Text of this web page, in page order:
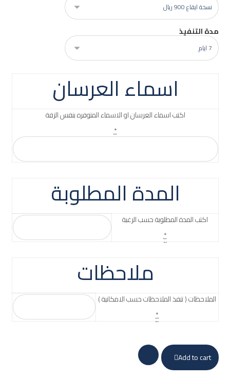
مدة التنفيذ
اسماء العرسان
اكتب اسماء العرسان او الاسماء المتوفره بنفس الزفة
*
المدة المطلوبة
اكتب المدة المطلوبة حسب الرغبة
*
ملاحظات
الملاحظات ( تنفذ الملاحظات حسب الامكانية )
*
Add to cart